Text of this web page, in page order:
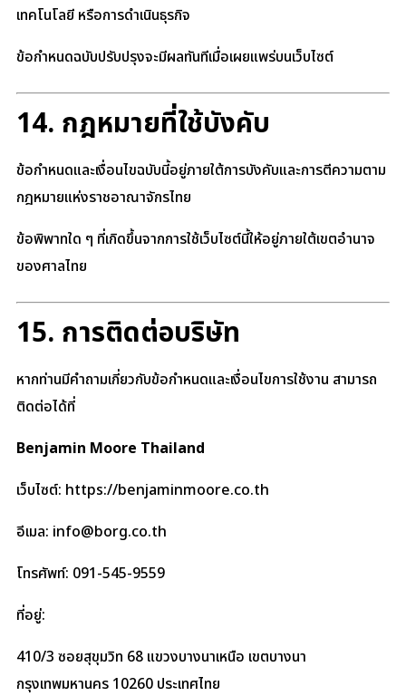
เทคโนโลยี หรือการดำเนินธุรกิจ
ข้อกำหนดฉบับปรับปรุงจะมีผลทันทีเมื่อเผยแพร่บนเว็บไซต์
14. กฎหมายที่ใช้บังคับ
ข้อกำหนดและเงื่อนไขฉบับนี้อยู่ภายใต้การบังคับและการตีความตาม
กฎหมายแห่งราชอาณาจักรไทย
ข้อพิพาทใด ๆ ที่เกิดขึ้นจากการใช้เว็บไซต์นี้ให้อยู่ภายใต้เขตอำนาจ
ของศาลไทย
15. การติดต่อบริษัท
หากท่านมีคำถามเกี่ยวกับข้อกำหนดและเงื่อนไขการใช้งาน สามารถ
ติดต่อได้ที่
Benjamin Moore Thailand
เว็บไซต์: https://benjaminmoore.co.th
อีเมล: info@borg.co.th
โทรศัพท์: 091-545-9559
ที่อยู่:
410/3 ซอยสุขุมวิท 68 แขวงบางนาเหนือ เขตบางนา
กรุงเทพมหานคร 10260 ประเทศไทย